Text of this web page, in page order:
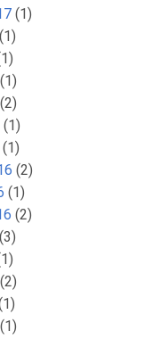
(1)
(1)
(2)
(1)
(2)
(3)
(2)
(1)